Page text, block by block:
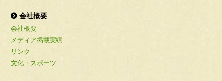
会社概要
会社概要
メディア掲載実績
リンク
文化・スポーツ